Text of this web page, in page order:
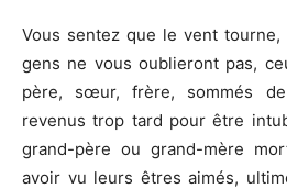
Vous sentez que le vent tourne,
gens ne vous oublieront pas,
père, sœur, frère, sommés
revenus trop tard pour être
grand-père ou grand-mère
avoir vu leurs êtres aimés,